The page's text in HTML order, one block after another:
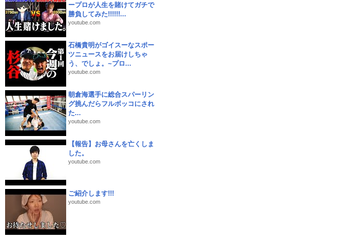
ープロが人生を賭けてガチで
勝負してみた!!!!!!...
youtube.com
石橋貴明がゴイスーなスポー
ツニュースをお届けしちゃ
う、でしょ。~プロ...
youtube.com
朝倉海選手に総合スパーリン
グ挑んだらフルボッコにされ
た...
youtube.com
【報告】お母さんを亡くしま
した。
youtube.com
ご紹介します!!!
youtube.com